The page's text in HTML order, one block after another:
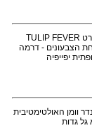
הסרט TULIP FEVER
הצבעונים - דרמה
יפייפיה
וומן האולטימטיבית
גל גדות